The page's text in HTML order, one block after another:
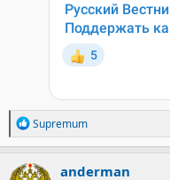
Р
е
а
к
Supremum
anderman